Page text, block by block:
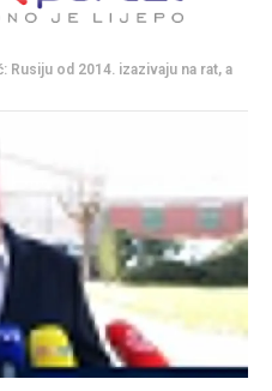
Rusiju od 2014. izazivaju na rat, a